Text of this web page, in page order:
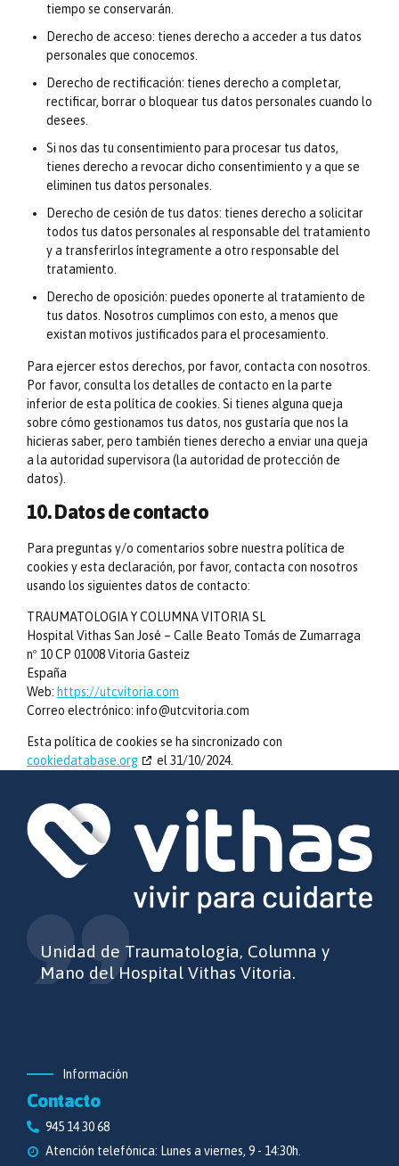
tiempo se conservarán.
Derecho de acceso: tienes derecho a acceder a tus datos
personales que conocemos.
Derecho de rectificación: tienes derecho a completar,
rectificar, borrar o bloquear tus datos personales cuando lo
desees.
Si nos das tu consentimiento para procesar tus datos,
tienes derecho a revocar dicho consentimiento y a que se
eliminen tus datos personales.
Derecho de cesión de tus datos: tienes derecho a solicitar
todos tus datos personales al responsable del tratamiento
y a transferirlos íntegramente a otro responsable del
tratamiento.
Derecho de oposición: puedes oponerte al tratamiento de
tus datos. Nosotros cumplimos con esto, a menos que
existan motivos justificados para el procesamiento.
Para ejercer estos derechos, por favor, contacta con nosotros.
Por favor, consulta los detalles de contacto en la parte
inferior de esta política de cookies. Si tienes alguna queja
sobre cómo gestionamos tus datos, nos gustaría que nos la
hicieras saber, pero también tienes derecho a enviar una queja
a la autoridad supervisora (la autoridad de protección de
datos).
10. Datos de contacto
Para preguntas y/o comentarios sobre nuestra política de
cookies y esta declaración, por favor, contacta con nosotros
usando los siguientes datos de contacto:
TRAUMATOLOGIA Y COLUMNA VITORIA SL
Hospital Vithas San José – Calle Beato Tomás de Zumarraga
nº 10 CP 01008 Vitoria Gasteiz
España
Web: https://utcvitoria.com
Correo electrónico: info@utcvitoria.com
Esta política de cookies se ha sincronizado con
cookiedatabase.org
el 31/10/2024.
Unidad de Traumatología, Columna y
Mano del Hospital Vithas Vitoria.
Información
Contacto
945 14 30 68
Atención telefónica: Lunes a viernes, 9 - 14:30h.